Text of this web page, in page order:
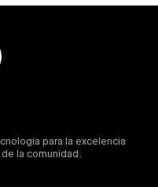
para la excelencia
la comunidad.